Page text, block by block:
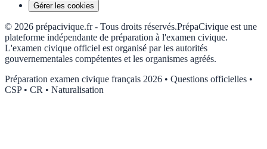
Gérer les cookies
© 2026 prépacivique.fr - Tous droits réservés.PrépaCivique est une
plateforme indépendante de préparation à l'examen civique.
L'examen civique officiel est organisé par les autorités
gouvernementales compétentes et les organismes agréés.
Préparation examen civique français 2026 • Questions officielles •
CSP • CR • Naturalisation